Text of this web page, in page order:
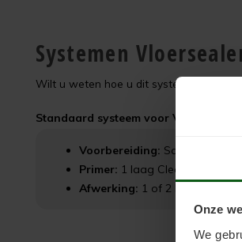
Onze
We
Systemen
Wilt u weten hoe u dit systeem toepast
Standaard systeem voor Vloersealer:
Voorbereiding: Scanofloor
Primer: 1 laag Clearprimer
Afwerking: 1 of 2 lagen